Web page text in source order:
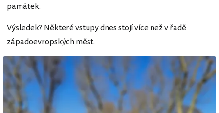
památek.
Výsledek? Některé vstupy dnes stojí více než v řadě
západoevropských měst.